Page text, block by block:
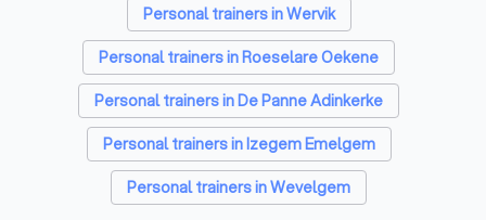
Psychologen in Langemark-Poelkapelle
Relatietherapeut in Langemark-Poelkapelle
Reisbureaus in Langemark-Poelkapelle
Personal trainers in Wervik
Personal trainers in Roeselare Oekene
Personal trainers in De Panne Adinkerke
Personal trainers in Izegem Emelgem
Personal trainers in Wevelgem